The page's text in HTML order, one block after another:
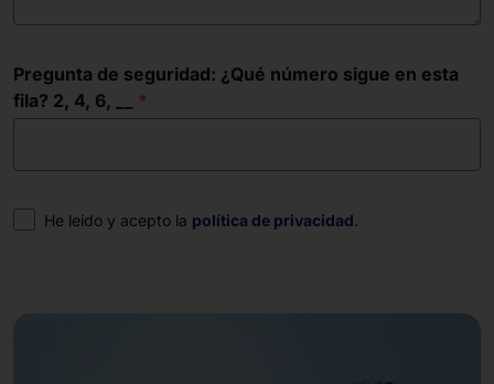
Pregunta de seguridad: ¿Qué número sigue en esta
fila? 2, 4, 6, __
Consentimiento
He leído y acepto la política de privacidad.